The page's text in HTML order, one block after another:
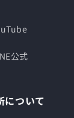
公式
について